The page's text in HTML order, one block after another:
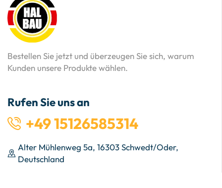
Bestellen Sie jetzt und überzeugen Sie sich, warum
Kunden unsere Produkte wählen.
Rufen Sie uns an
+49 15126585314
Alter Mühlenweg 5a, 16303 Schwedt/Oder,
Deutschland